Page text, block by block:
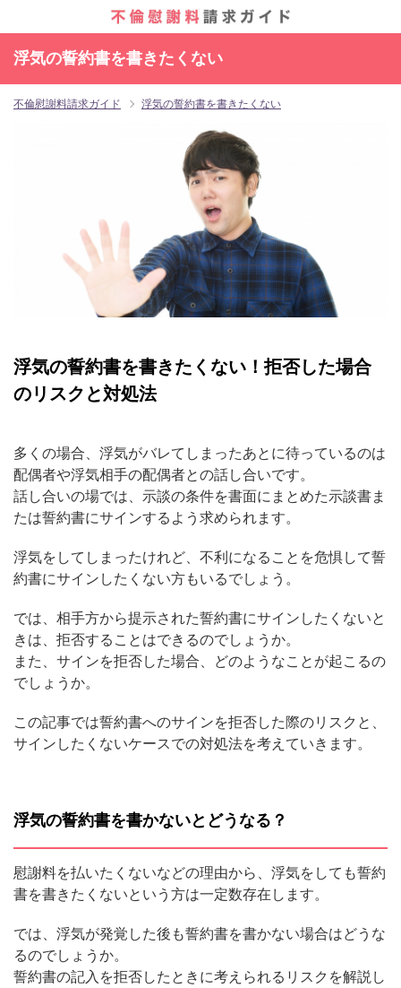
浮気の誓約書を書きたくない
不倫慰謝料請求ガイド 浮気の誓約書を書きたくない
浮気の誓約書を書きたくない！拒否した場合
のリスクと対処法
多くの場合、浮気がバレてしまったあとに待っているのは
配偶者や浮気相手の配偶者との話し合いです。
話し合いの場では、示談の条件を書面にまとめた示談書ま
たは誓約書にサインするよう求められます。
浮気をしてしまったけれど、不利になることを危惧して誓
約書にサインしたくない方もいるでしょう。
では、相手方から提示された誓約書にサインしたくないと
きは、拒否することはできるのでしょうか。
また、サインを拒否した場合、どのようなことが起こるの
でしょうか。
この記事では誓約書へのサインを拒否した際のリスクと、
サインしたくないケースでの対処法を考えていきます。
浮気の誓約書を書かないとどうなる？
慰謝料を払いたくないなどの理由から、浮気をしても誓約
書を書きたくないという方は一定数存在します。
では、浮気が発覚した後も誓約書を書かない場合はどうな
るのでしょうか。
誓約書の記入を拒否したときに考えられるリスクを解説し